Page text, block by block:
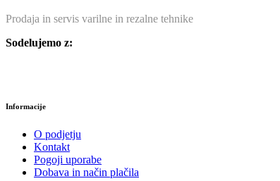
Prodaja in servis varilne in rezalne tehnike
Sodelujemo z:
Informacije
O podjetju
Kontakt
Pogoji uporabe
Dobava in način plačila